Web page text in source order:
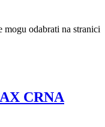
odabrati na stranici
CRNA